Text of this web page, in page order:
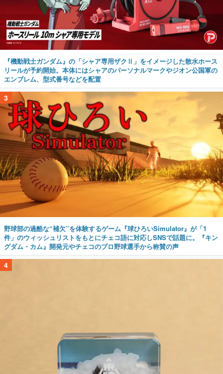
『機動戦士ガンダム』の「シャア専用ザクⅡ」をイメージした散水ホース
リールが予約開始。本体にはシャアのパーソナルマークやジオン公国軍の
エンブレム、型式番号などを配置
3
野球部の過酷な“補欠”を体験するゲーム『球ひろいSimulator』が「1
件」のウィッシュリストをもとにチェコ語に対応しSNSで話題に。『キン
グダム・カム』開発元やチェコのプロ野球選手から称賛の声
4